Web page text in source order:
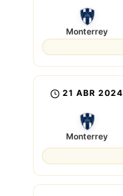
Monterrey
21 ABR 2024
Monterrey